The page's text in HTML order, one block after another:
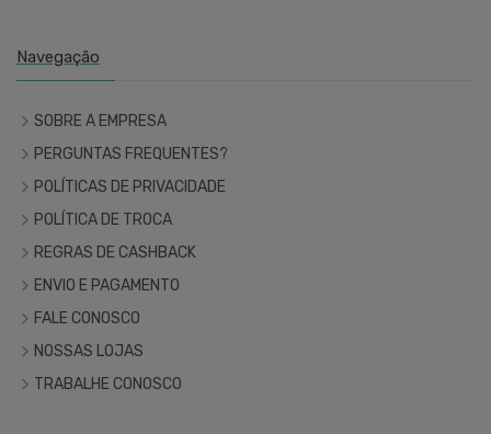
Navegação
SOBRE A EMPRESA
PERGUNTAS FREQUENTES?
POLÍTICAS DE PRIVACIDADE
POLÍTICA DE TROCA
REGRAS DE CASHBACK
ENVIO E PAGAMENTO
FALE CONOSCO
NOSSAS LOJAS
TRABALHE CONOSCO